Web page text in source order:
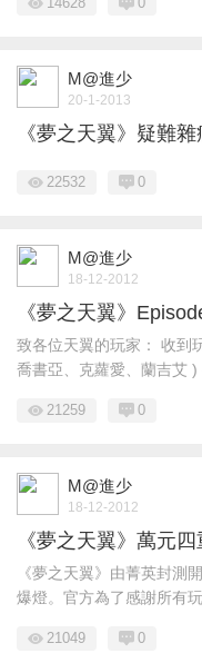
M@進少
20-1-2013
《夢之天翼》疑難
22532 0
M@進少
18-12-2012
《夢之天翼》
致各位天翼的玩家： 收到
喬書亞、克蘿愛、蘭吉艾 )
21259 0
M@進少
18-12-2012
《夢之天翼》萬元
《夢之天翼》由菁英封測
爆燈。官方為了感謝所有玩
21049 0